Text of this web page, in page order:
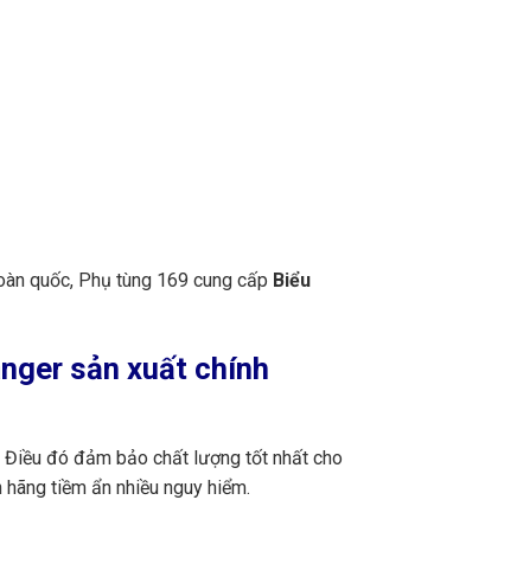
quốc, Phụ tùng 169 cung cấp Biểu
sản xuất chính
Điều đó đảm bảo chất lượng tốt nhất cho
tiềm ẩn nhiều nguy hiểm.